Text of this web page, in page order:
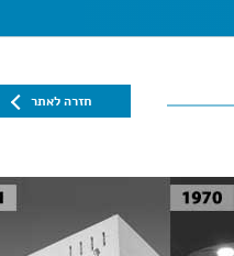
חזרה לאתר